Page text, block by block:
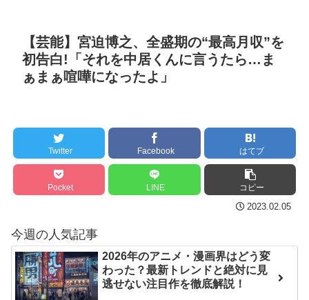
で料金は不当と主張してい
た主婦の裁判が…… NEW!
京セラドームはテルコール
クレバテスⅡ-魔獣の王と
偽りの勇者伝承- 第4話 感
を餌に誘き出す作戦！
【画像】発達障害の子ど
もはこの絵の意味がすぐに
分からないらしい
セ・リーグ出塁回数ラン
キング 直近3週間｜2026年
8/3まで
Ｗ杯１次Ｌ敗退の韓国 議員
が「なぜ負けたのか？」ソ
ン・フンミン先発落ちは
すまん熊本やがコンビニ
ディズニーが「大課金時
代」に突入！アトラクショ
ンパスがどれもこれも1500
【芸能】宮迫博之、全盛期の“最高月収”を
初告白!「それを中居くんに言うたら…ま
ぁまぁ喧嘩になったよ」
Twitter Facebook はてブ
Pocket LINE コピー
2023.02.05
今週の人気記事
2026年のアニメ・漫画界はどう変
わった？最新トレンドと絶対に見
逃せない注目作を徹底解説！